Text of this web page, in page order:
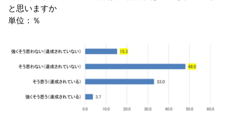
と思いますか
単位：％